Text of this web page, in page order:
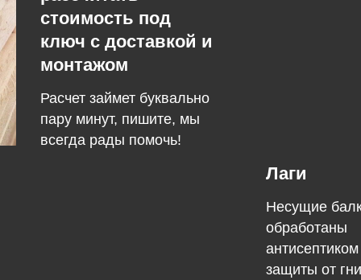
Бетонные
Основа
Размер
наших работ лето2025